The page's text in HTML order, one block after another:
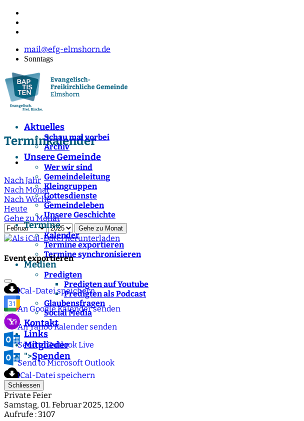
mail@efg-elmshorn.de
Sonntags
Aktuelles
Schau mal vorbei
Archiv
Unsere Gemeinde
Wer wir sind
Gemeindeleitung
Kleingruppen
Gottesdienste
Gemeindeleben
Unsere Geschichte
Termine
Kalender
Termine exportieren
Termine synchronisieren
Medien
Predigten
Predigten auf Youtube
Predigten als Podcast
Glaubensfragen
Social Media
Kontakt
Links
Mitglieder
">Spenden
Terminkalender
Nach Jahr
Nach Monat
Nach Woche
Heute
Gehe zu Monat
Gehe zu Monat
Event exportieren
iCal-Datei speichern
An Google Kalender senden
An Yahoo Kalender senden
Send to Outlook Live
Send to Microsoft Outlook
iCal-Datei speichern
Schliessen
Private Feier
Samstag, 01. Februar 2025, 12:00
Aufrufe : 3107